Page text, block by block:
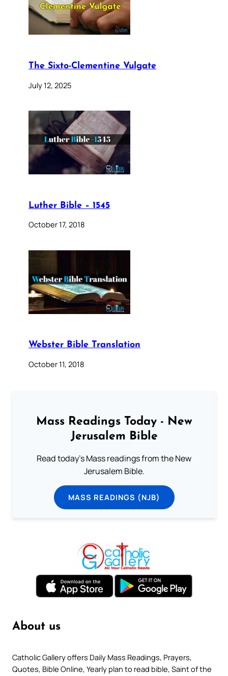
The Sixto-Clementine Vulgate
July 12, 2025
Luther Bible – 1545
October 17, 2018
Webster Bible Translation
October 11, 2018
Mass Readings Today - New
Jerusalem Bible
Read today's Mass readings from the New
Jerusalem Bible.
MASS READINGS (NJB)
About us
Catholic Gallery offers Daily Mass Readings, Prayers,
Quotes, Bible Online, Yearly plan to read bible, Saint of the